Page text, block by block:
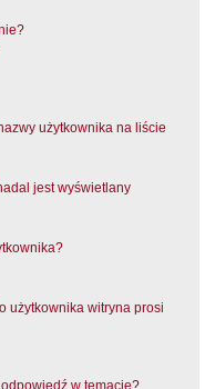
użytkownika na liście
jest wyświetlany
użytkownika witryna prosi
w temacie?